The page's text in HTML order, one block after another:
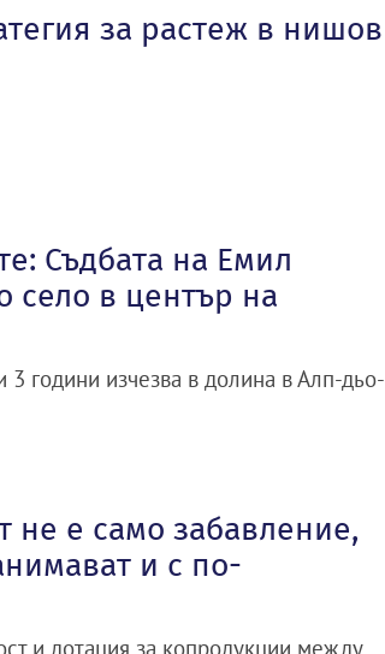
за растеж в нишов
Съдбата на Емил
в център на
години изчезва в долина в Алп-дьо-
не е само забавление,
и с по-